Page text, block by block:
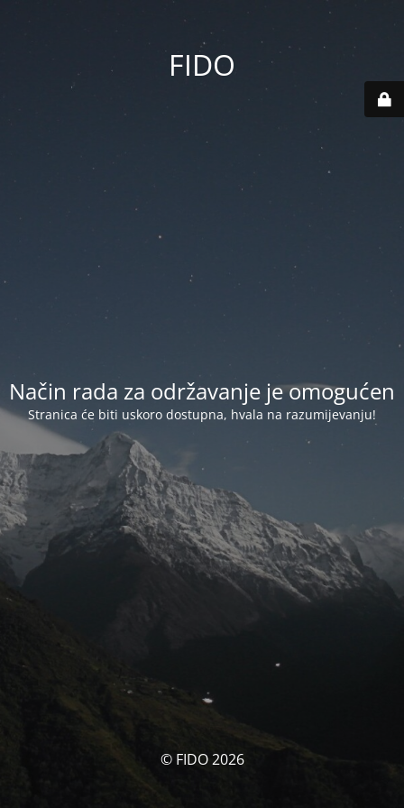
FIDO
Način rada za održavanje je omogućen
Stranica će biti uskoro dostupna, hvala na razumijevanju!
© FIDO 2026